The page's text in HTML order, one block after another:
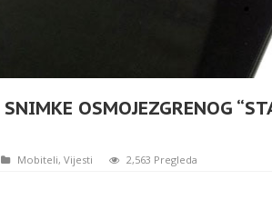
OSMOJEZGRENOG
Mobiteli, Vijesti 2,563 Pregleda